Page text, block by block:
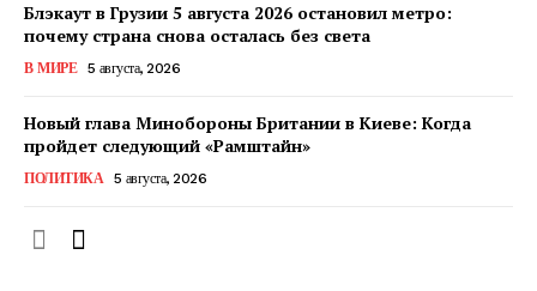
КавПолит
Блэкаут в Грузии 5 августа 2026 остановил метро:
почему страна снова осталась без света
В МИРЕ 5 августа, 2026
Новый глава Минобороны Британии в Киеве: Когда
пройдет следующий «Рамштайн»
ПОЛИТИКА 5 августа, 2026